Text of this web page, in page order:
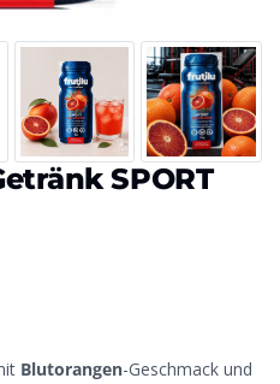
SPORT
Blutorangen-Geschmack und